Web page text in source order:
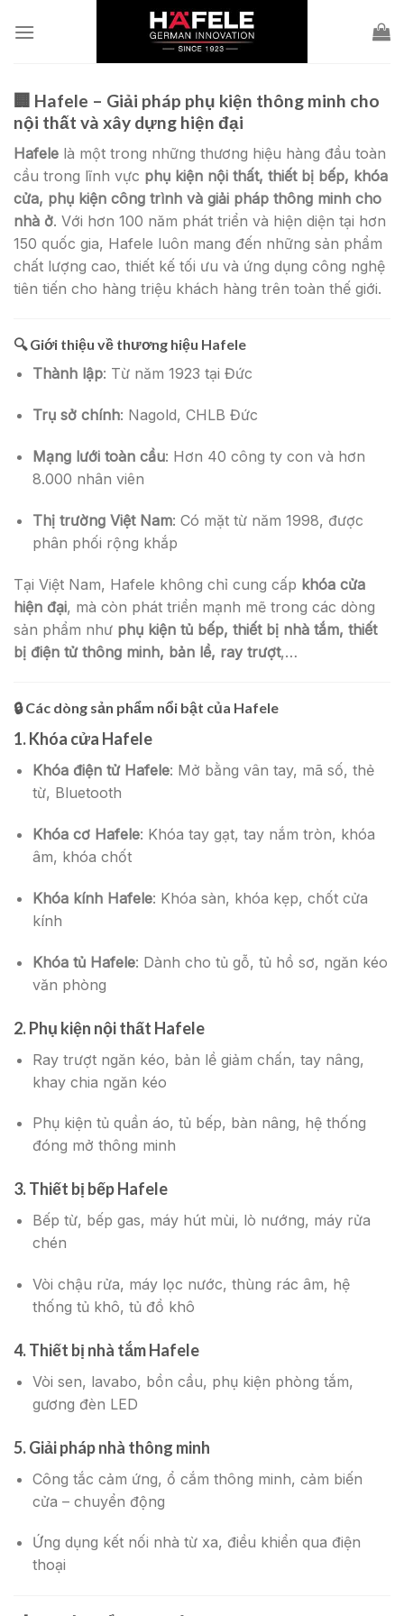
🏢 Hafele – Giải pháp phụ kiện thông minh cho
nội thất và xây dựng hiện đại
Hafele là một trong những thương hiệu hàng đầu toàn
cầu trong lĩnh vực phụ kiện nội thất, thiết bị bếp, khóa
cửa, phụ kiện công trình và giải pháp thông minh cho
nhà ở. Với hơn 100 năm phát triển và hiện diện tại hơn
150 quốc gia, Hafele luôn mang đến những sản phẩm
chất lượng cao, thiết kế tối ưu và ứng dụng công nghệ
tiên tiến cho hàng triệu khách hàng trên toàn thế giới.
🔍Giới thiệu về thương hiệu Hafele
Thành lập: Từ năm 1923 tại Đức
Trụ sở chính: Nagold, CHLB Đức
Mạng lưới toàn cầu: Hơn 40 công ty con và hơn
8.000 nhân viên
Thị trường Việt Nam: Có mặt từ năm 1998, được
phân phối rộng khắp
Tại Việt Nam, Hafele không chỉ cung cấp khóa cửa
hiện đại, mà còn phát triển mạnh mẽ trong các dòng
sản phẩm như phụ kiện tủ bếp, thiết bị nhà tắm, thiết
bị điện tử thông minh, bản lề, ray trượt,…
🔒Các dòng sản phẩm nổi bật của Hafele
1.Khóa cửa Hafele
Khóa điện tử Hafele: Mở bằng vân tay, mã số, thẻ
từ, Bluetooth
Khóa cơ Hafele: Khóa tay gạt, tay nắm tròn, khóa
âm, khóa chốt
Khóa kính Hafele: Khóa sàn, khóa kẹp, chốt cửa
kính
Khóa tủ Hafele: Dành cho tủ gỗ, tủ hồ sơ, ngăn kéo
văn phòng
2.Phụ kiện nội thất Hafele
Ray trượt ngăn kéo, bản lề giảm chấn, tay nâng,
khay chia ngăn kéo
Phụ kiện tủ quần áo, tủ bếp, bàn nâng, hệ thống
đóng mở thông minh
3.Thiết bị bếp Hafele
Bếp từ, bếp gas, máy hút mùi, lò nướng, máy rửa
chén
Vòi chậu rửa, máy lọc nước, thùng rác âm, hệ
thống tủ khô, tủ đồ khô
4.Thiết bị nhà tắm Hafele
Vòi sen, lavabo, bồn cầu, phụ kiện phòng tắm,
gương đèn LED
5.Giải pháp nhà thông minh
Công tắc cảm ứng, ổ cắm thông minh, cảm biến
cửa – chuyển động
Ứng dụng kết nối nhà từ xa, điều khiển qua điện
thoại